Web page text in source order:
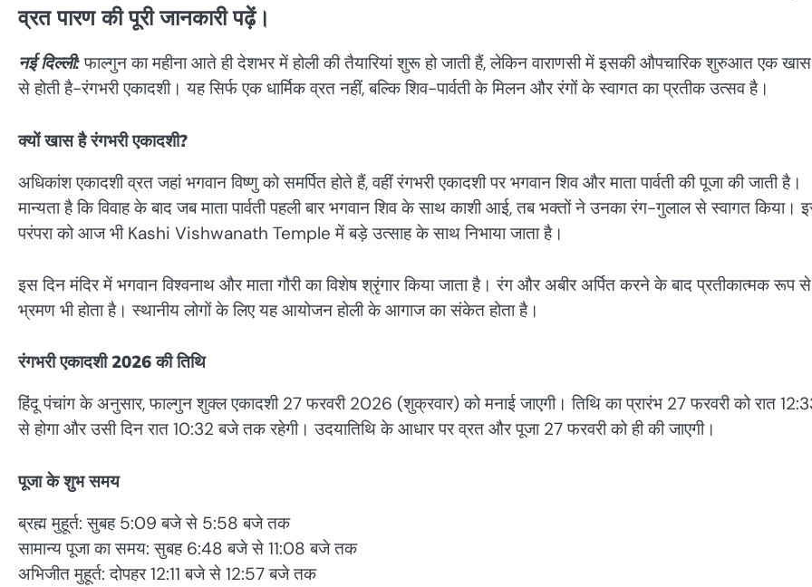
व्रत पारण की पूरी जानकारी पढ़ें।
नई दिल्ली:फाल्गुन का महीना आते ही देशभर में होली की तैयारियां शुरू हो जाती हैं, लेकिन वाराणसी में इसकी औपचारिक शुरुआत एक खास
से होती है-रंगभरी एकादशी। यह सिर्फ एक धार्मिक व्रत नहीं, बल्कि शिव-पार्वती के मिलन और रंगों के स्वागत का प्रतीक उत्सव है।
क्यों खास है रंगभरी एकादशी?
अधिकांश एकादशी व्रत जहां भगवान विष्णु को समर्पित होते हैं, वहीं रंगभरी एकादशी पर भगवान शिव और माता पार्वती की पूजा की जाती है।
मान्यता है कि विवाह के बाद जब माता पार्वती पहली बार भगवान शिव के साथ काशी आई, तब भक्तों ने उनका रंग-गुलाल से स्वागत किया।
परंपरा को आज भी Kashi Vishwanath Temple में बड़े उत्साह के साथ निभाया जाता है।
इस दिन मंदिर में भगवान विश्वनाथ और माता गौरी का विशेष श्रृंगार किया जाता है। रंग और अबीर अर्पित करने के बाद प्रतीकात्मक रूप
भ्रमण भी होता है। स्थानीय लोगों के लिए यह आयोजन होली के आगाज का संकेत होता है।
रंगभरी एकादशी 2026 की तिथि
हिंदू पंचांग के अनुसार, फाल्गुन शुक्ल एकादशी 27 फरवरी 2026 (शुक्रवार) को मनाई जाएगी। तिथि का प्रारंभ 27 फरवरी को रात
से होगा और उसी दिन रात 10:32 बजे तक रहेगी। उदयातिथि के आधार पर व्रत और पूजा 27 फरवरी को ही की जाएगी।
पूजा के शुभ समय
ब्रह्म मुहूर्त: सुबह 5:09 बजे से 5:58 बजे तक
सामान्य पूजा का समय: सुबह 6:48 बजे से 11:08 बजे तक
अभिजीत मुहूर्त: दोपहर 12:11 बजे से 12:57 बजे तक